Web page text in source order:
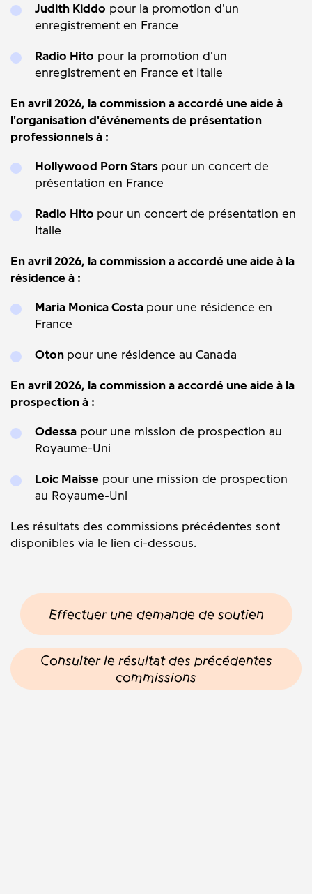
Judith Kiddo pour la promotion d'un
enregistrement en France
Radio Hito pour la promotion d'un
enregistrement en France et Italie
En avril 2026, la commission a accordé une aide à
l'organisation d'événements de présentation
professionnels à :
Hollywood Porn Stars pour un concert de
présentation en France
Radio Hito pour un concert de présentation en
Italie
En avril 2026, la commission a accordé une aide à la
résidence à :
Maria Monica Costa pour une résidence en
France
Oton pour une résidence au Canada
En avril 2026, la commission a accordé une aide à la
prospection à :
Odessa pour une mission de prospection au
Royaume-Uni
Loic Maisse pour une mission de prospection
au Royaume-Uni
Les résultats des commissions précédentes sont
disponibles via le lien ci-dessous.
Effectuer une demande de soutien
Consulter le résultat des précédentes
commissions